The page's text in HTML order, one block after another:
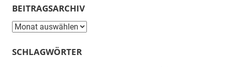
BEITRAGSARCHIV
Beitragsarchiv
SCHLAGWÖRTER